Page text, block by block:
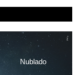
Nublado